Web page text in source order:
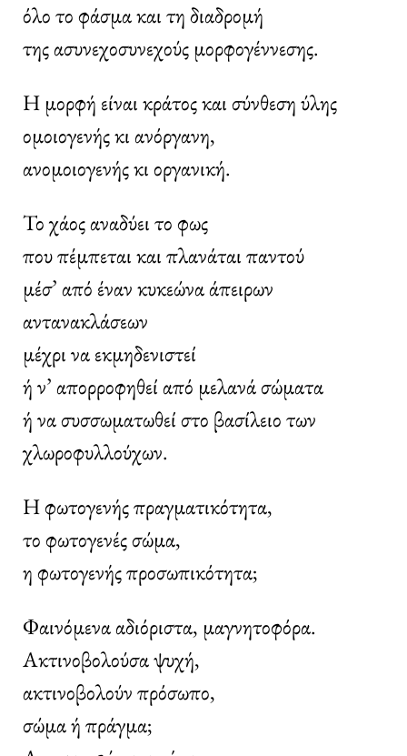
όλο το φάσμα και τη διαδρομή
της ασυνεχοσυνεχούς μορφογέννεσης.
Η μορφή είναι κράτος και σύνθεση ύλης
ομοιογενής κι ανόργανη,
ανομοιογενής κι οργανική.
Το χάος αναδύει το φως
που πέμπεται και πλανάται παντού
μέσ’ από έναν κυκεώνα άπειρων
αντανακλάσεων
μέχρι να εκμηδενιστεί
ή ν’ απορροφηθεί από μελανά σώματα
ή να συσσωματωθεί στο βασίλειο των
χλωροφυλλούχων.
Η φωτογενής πραγματικότητα,
το φωτογενές σώμα,
η φωτογενής προσωπικότητα;
Φαινόμενα αδιόριστα, μαγνητοφόρα.
Ακτινοβολούσα ψυχή,
ακτινοβολούν πρόσωπο,
σώμα ή πράγμα;